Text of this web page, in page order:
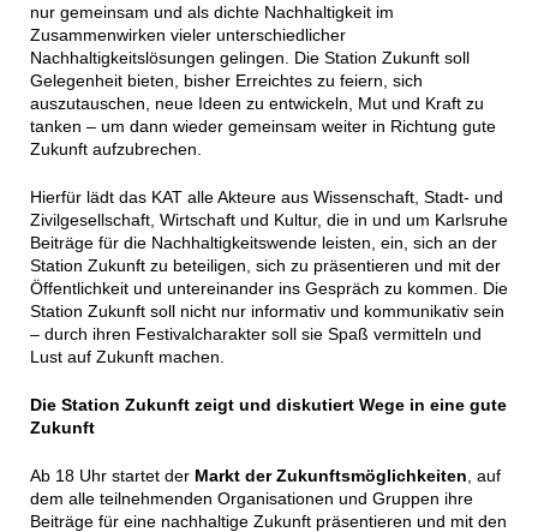
nur gemeinsam und als dichte Nachhaltigkeit im
Zusammenwirken vieler unterschiedlicher
Nachhaltigkeitslösungen gelingen. Die Station Zukunft soll
Gelegenheit bieten, bisher Erreichtes zu feiern, sich
auszutauschen, neue Ideen zu entwickeln, Mut und Kraft zu
tanken – um dann wieder gemeinsam weiter in Richtung gute
Zukunft aufzubrechen.
Hierfür lädt das KAT alle Akteure aus Wissenschaft, Stadt- und
Zivilgesellschaft, Wirtschaft und Kultur, die in und um Karlsruhe
Beiträge für die Nachhaltigkeitswende leisten, ein, sich an der
Station Zukunft zu beteiligen, sich zu präsentieren und mit der
Öffentlichkeit und untereinander ins Gespräch zu kommen. Die
Station Zukunft soll nicht nur informativ und kommunikativ sein
– durch ihren Festivalcharakter soll sie Spaß vermitteln und
Lust auf Zukunft machen.
Die Station Zukunft zeigt und diskutiert Wege in eine gute
Zukunft
Ab 18 Uhr startet der Markt der Zukunftsmöglichkeiten , auf
dem alle teilnehmenden Organisationen und Gruppen ihre
Beiträge für eine nachhaltige Zukunft präsentieren und mit den